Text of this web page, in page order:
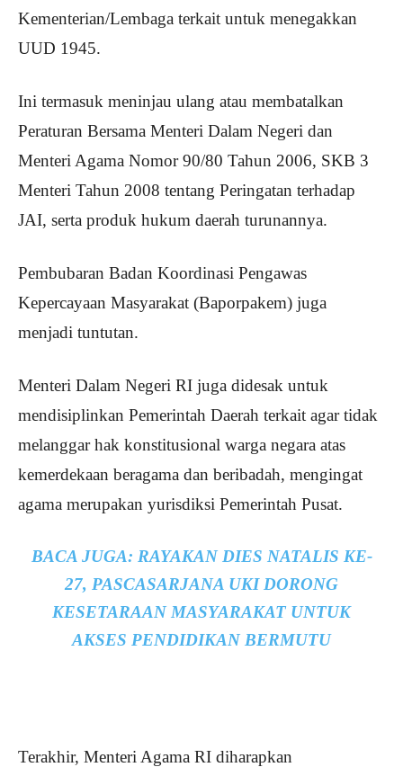
Kementerian/Lembaga terkait untuk menegakkan
UUD 1945.
Ini termasuk meninjau ulang atau membatalkan
Peraturan Bersama Menteri Dalam Negeri dan
Menteri Agama Nomor 90/80 Tahun 2006, SKB 3
Menteri Tahun 2008 tentang Peringatan terhadap
JAI, serta produk hukum daerah turunannya.
Pembubaran Badan Koordinasi Pengawas
Kepercayaan Masyarakat (Baporpakem) juga
menjadi tuntutan.
Menteri Dalam Negeri RI juga didesak untuk
mendisiplinkan Pemerintah Daerah terkait agar tidak
melanggar hak konstitusional warga negara atas
kemerdekaan beragama dan beribadah, mengingat
agama merupakan yurisdiksi Pemerintah Pusat.
BACA JUGA: RAYAKAN DIES NATALIS KE-
27, PASCASARJANA UKI DORONG
KESETARAAN MASYARAKAT UNTUK
AKSES PENDIDIKAN BERMUTU
Terakhir, Menteri Agama RI diharapkan